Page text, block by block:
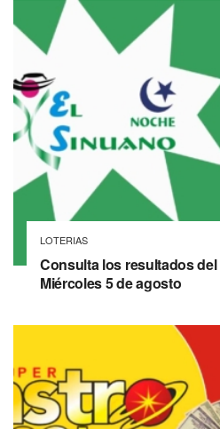
LOTERIAS
Consulta los resultados
Miércoles 5 de agosto